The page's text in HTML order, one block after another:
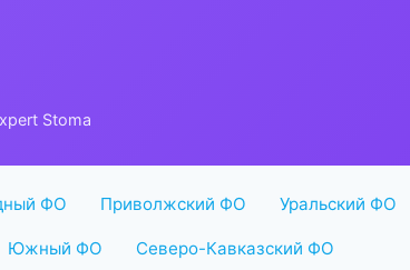
Stoma
ФО Приволжский ФО Уральский ФО
Южный ФО Северо-Кавказский ФО